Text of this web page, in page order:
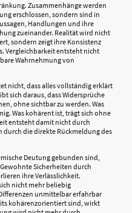
Zusammenhänge werden
erschlossen, sondern sind in
Handlungen und ihre
zueinander. Realität wird nicht
sondern zeigt ihre Konsistenz
Vergleichbarkeit entsteht nicht
Wahrnehmung von
nicht, dass alles vollständig erklärt
sich daraus, dass Widersprüche
ohne sichtbar zu werden. Was
Was kohärent ist, trägt sich ohne
entsteht damit nicht durch
die direkte Rückmeldung des
Deutung gebunden sind,
Sicherheiten durch
ihre Verlässlichkeit.
nicht mehr beliebig
unmittelbar erfahrbar
kohärenzorientiert sind, wirkt